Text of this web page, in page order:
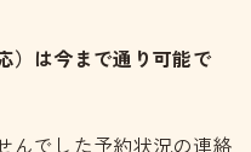
）は今まで通り可能で
んでした予約状況の連絡